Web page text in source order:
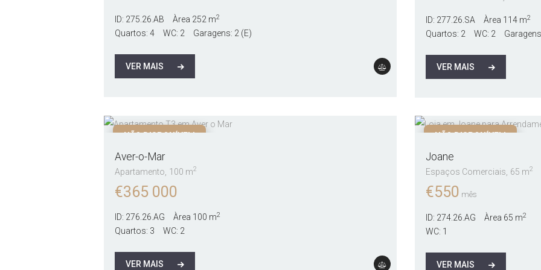
ID: 275.26.AB Àrea 252 m2
Quartos: 4 WC: 2 Garagens: 2 (E)
VER MAIS
ID: 277.26.SA Àrea 114 m2
Quartos: 2 WC: 2
VER MAIS
NÃO DISPONÍVEL!
Aver-o-Mar
Apartamento 100 m2
€365 000
ID: 276.26.AG Àrea 100 m2
Quartos: 3 WC: 2
VER MAIS
NÃO DISPONÍVEL!
Joane
Espaços Comerciais 65 m2
€550 mês
ID: 274.26.AG Àrea 65 m2
WC: 1
VER MAIS